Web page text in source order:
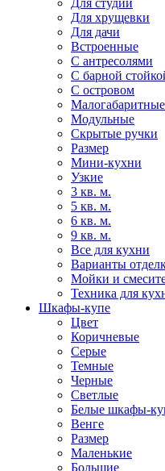
Для студии
Для хрущевки
Для дачи
Встроенные
С антресолями
С барной
С островом
Малогабаритные
Модульные
Скрытые ручки
Размер
Мини-кухни
Узкие
3 кв. м.
5 кв. м.
6 кв. м.
9 кв. м.
Все для кухни
Варианты
Мойки и
Техника для
Шкафы-купе
Цвет
Коричневые
Серые
Темные
Черные
Светлые
Белые шкафы-
Венге
Размер
Маленькие
Большие